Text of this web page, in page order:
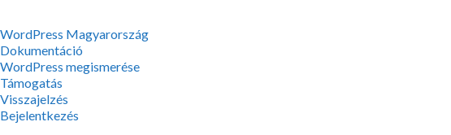
WordPress,
a
csodás
WordPress Magyarország
Dokumentáció
WordPress megismerése
Támogatás
Visszajelzés
Bejelentkezés